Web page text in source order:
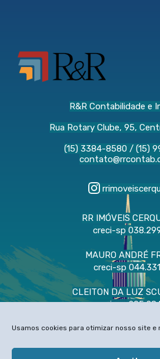
Usamos cookies para otimizar nosso site e
R&R Contabilidade e
Rua Rotary Clube, 95,
(15) 3384-8580/ (15)
RR IMÓVEIS
creci-sp
MAURO ANDRÉ
creci-sp
CLEITON DA LUZ
creci-sp